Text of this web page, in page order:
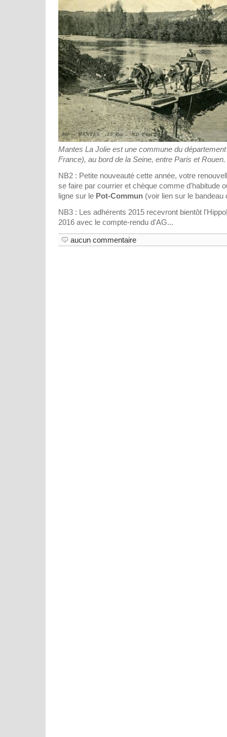
Mantes La Jolie est une commune du
France), au bord de la Seine, entre Paris et Rouen.
NB2 : Petite nouveauté cette année, votre
se faire par courrier et chèque comme d'habitude
ligne sur le Pot-Commun (voir lien sur le bandeau
NB3 : Les adhérents 2015 recevront bientôt
2016 avec le compte-rendu d'AG...
aucun commentaire